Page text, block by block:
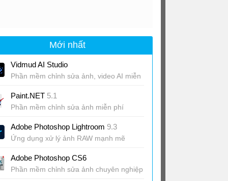
Mới nhất
Vidmud AI Studio
Phần mềm chỉnh sửa ảnh, video AI miễn
Paint.NET 5.1
Phần mềm chỉnh sửa ảnh miễn phí
Adobe Photoshop Lightroom 9.3
Ứng dụng xử lý ảnh RAW mạnh mẽ
Adobe Photoshop CS6
Phần mềm chỉnh sửa ảnh chuyên nghiệp